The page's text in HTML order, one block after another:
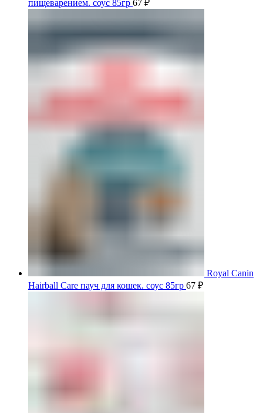
пищеварением. соус 85гр 67 ₽
Royal Canin
Hairball Care пауч для кошек. соус 85гр 67 ₽